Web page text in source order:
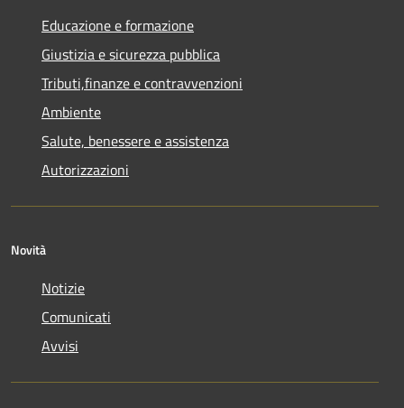
Educazione e formazione
Giustizia e sicurezza pubblica
Tributi,finanze e contravvenzioni
Ambiente
Salute, benessere e assistenza
Autorizzazioni
Novità
Notizie
Comunicati
Avvisi